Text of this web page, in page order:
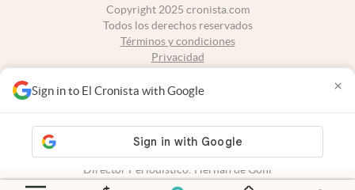
Sign in to El Cronista with Google ×
Copyright 2025 cronista.com
Todos los derechos reservados
Términos y condiciones
Privacidad
Tel: +54 11 7078-3270
propiedad intelectual: 56576959
Director Periodístico: Hernán de Goñi